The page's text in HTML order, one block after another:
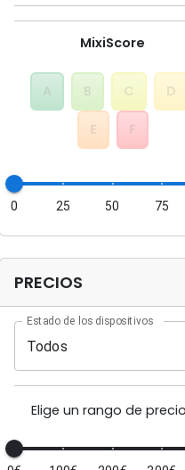
MixiScore
B C D
E F
0 25 50 75
PRECIOS
Estado de los dispositivos
Todos
Elige un rango de